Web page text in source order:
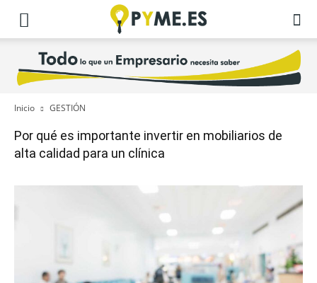
Inicio GESTIÓN
Por qué es importante invertir en mobiliarios de
alta calidad para un clínica